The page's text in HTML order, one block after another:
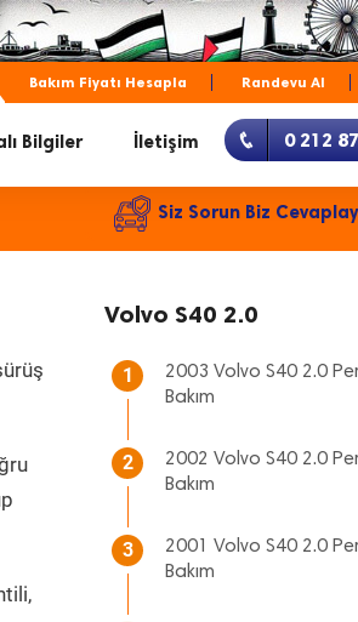
Bakım Fiyatı Hesapla Randevu Al
Bilgiler İletişim 0 212
Siz Sorun Biz
Volvo S40 2.0
1
2003 Volvo S40 2.0
Bakım
2
2002 Volvo S40 2.0
Bakım
3
2001 Volvo S40 2.0
Bakım